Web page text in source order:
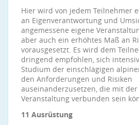
Hier wird von jedem Teilnehmer
an Eigenverantwortung und
angemessene eigene
aber auch ein erhöhtes Maß an
vorausgesetzt. Es wird dem
dringend empfohlen, sich
Studium der einschlägigen
den Anforderungen und Risiken
auseinanderzusetzen, die mit
Veranstaltung verbunden sein
11 Ausrüstung